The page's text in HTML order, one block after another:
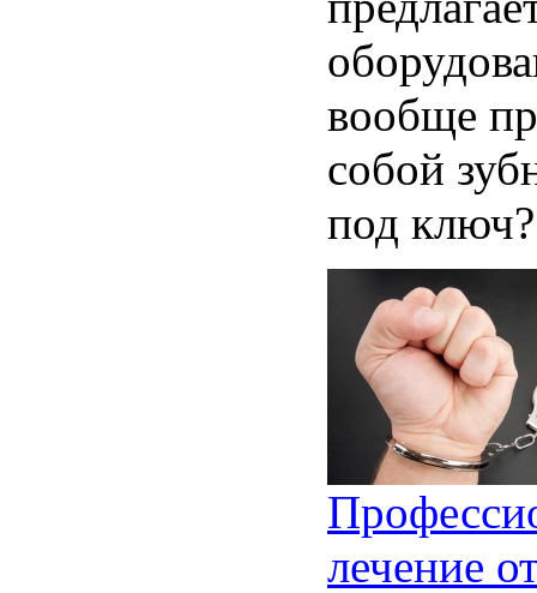
вообще
собой
под
лечение